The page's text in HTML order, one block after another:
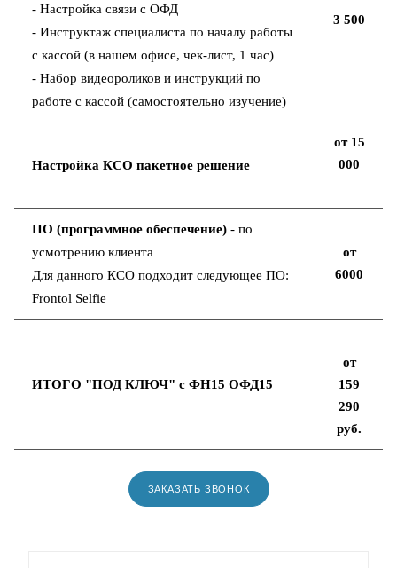
- Настройка связи с ОФД
- Инструктаж специалиста по началу работы
с кассой (в нашем офисе, чек-лист, 1 час)
- Набор видеороликов и инструкций по
работе с кассой (самостоятельно изучение)
3 500
Настройка КСО пакетное решение
от 15
000
ПО (программное обеспечение) - по
усмотрению клиента
Для данного КСО подходит следующее ПО:
Frontol Selfie
от
6000
ИТОГО "ПОД КЛЮЧ" с ФН15 ОФД15
от
159
290
руб.
ЗАКАЗАТЬ ЗВОНОК